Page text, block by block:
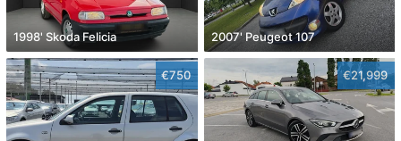
1998' Skoda Felicia 2007' Peugeot 107
€750 €21,999